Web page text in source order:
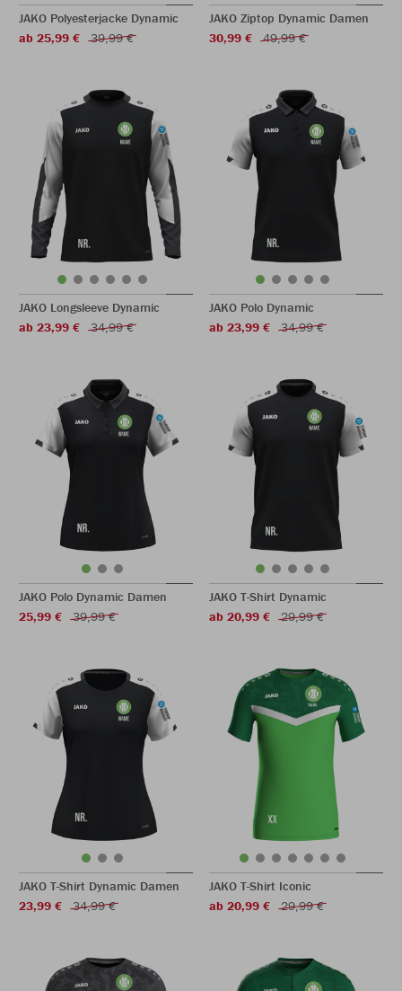
JAKO Polyesterjacke Dynamic
ab 25,99 €
39,99 €
JAKO Ziptop Dynamic Damen
30,99 €
49,99 €
JAKO Longsleeve Dynamic
ab 23,99 €
34,99 €
JAKO Polo Dynamic
ab 23,99 €
34,99 €
JAKO Polo Dynamic Damen
25,99 €
39,99 €
JAKO T-Shirt Dynamic
ab 20,99 €
29,99 €
JAKO T-Shirt Dynamic Damen
23,99 €
34,99 €
JAKO T-Shirt Iconic
ab 20,99 €
29,99 €